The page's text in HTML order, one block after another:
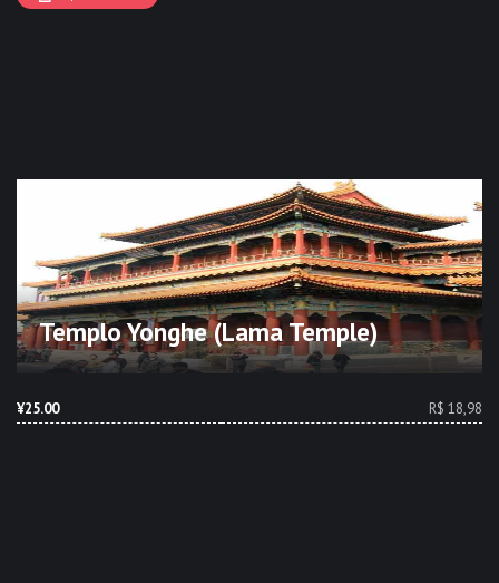
Templo Yonghe (Lama Temple)
¥25.00 R$ 18,98